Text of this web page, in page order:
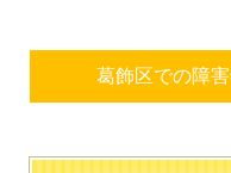
葛飾区での障